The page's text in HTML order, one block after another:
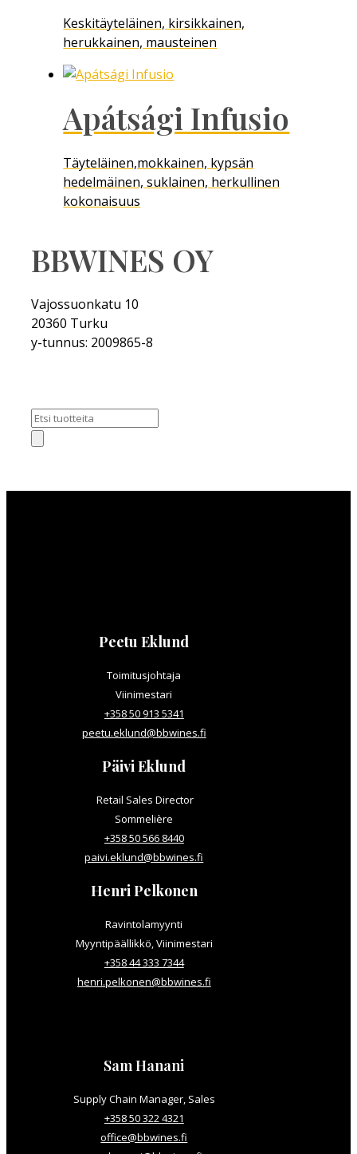
Keskitäyteläinen, kirsikkainen,
herukkainen, mausteinen
Apátsági Infusio
Täyteläinen,mokkainen, kypsän
hedelmäinen, suklainen, herkullinen
kokonaisuus
BBWINES OY
Vajossuonkatu 10
20360 Turku
y-tunnus: 2009865-8
Products
search
Peetu Eklund
Toimitusjohtaja
Viinimestari
+358 50 913 5341
peetu.eklund@bbwines.fi
Päivi Eklund
Retail Sales Director
Sommelière
+358 50 566 8440
paivi.eklund@bbwines.fi
Henri Pelkonen
Ravintolamyynti
Myyntipäällikkö, Viinimestari
+358 44 333 7344
henri.pelkonen@bbwines.fi
Sam Hanani
Supply Chain Manager, Sales
+358 50 322 4321
office@bbwines.fi